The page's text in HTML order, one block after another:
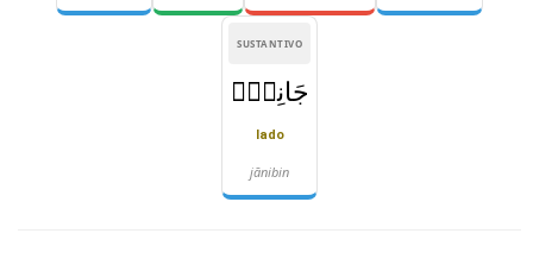
SUSTANTIVO
جَانِبٍۢ
lado
jānibin